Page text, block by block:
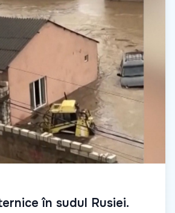
în sudul Rusiei.